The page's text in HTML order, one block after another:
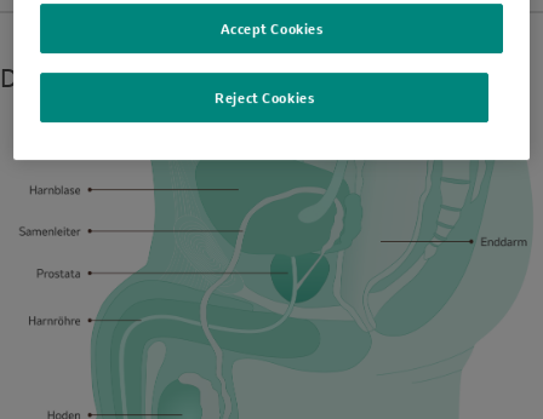
Die männlichen Geschlechtsorgane
Reject Cookies
Accept Cookies